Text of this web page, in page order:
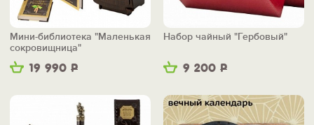
19 990 Р
Мини-библиотека "Маленькая
сокровищница"
9 200 Р
Набор чайный "Гербовый"